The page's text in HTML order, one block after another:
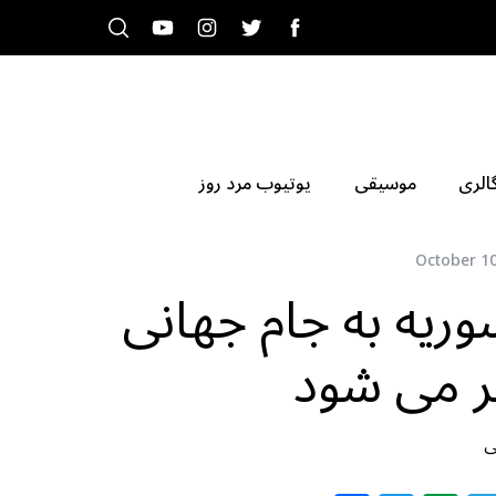
موسیقی یوتیوب مرد روز
October
به جام جهانی
می شود